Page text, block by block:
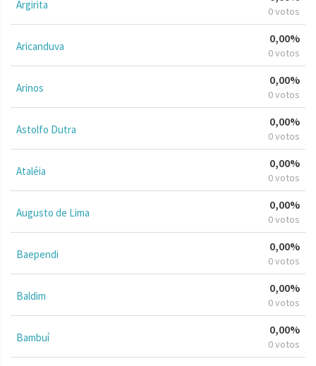
Argirita 0 votos
Aricanduva
0,00%
0 votos
Arinos
0,00%
0 votos
Astolfo Dutra
0,00%
0 votos
Ataléia
0,00%
0 votos
Augusto de Lima
0,00%
0 votos
Baependi
0,00%
0 votos
Baldim
0,00%
0 votos
Bambuí
0,00%
0 votos